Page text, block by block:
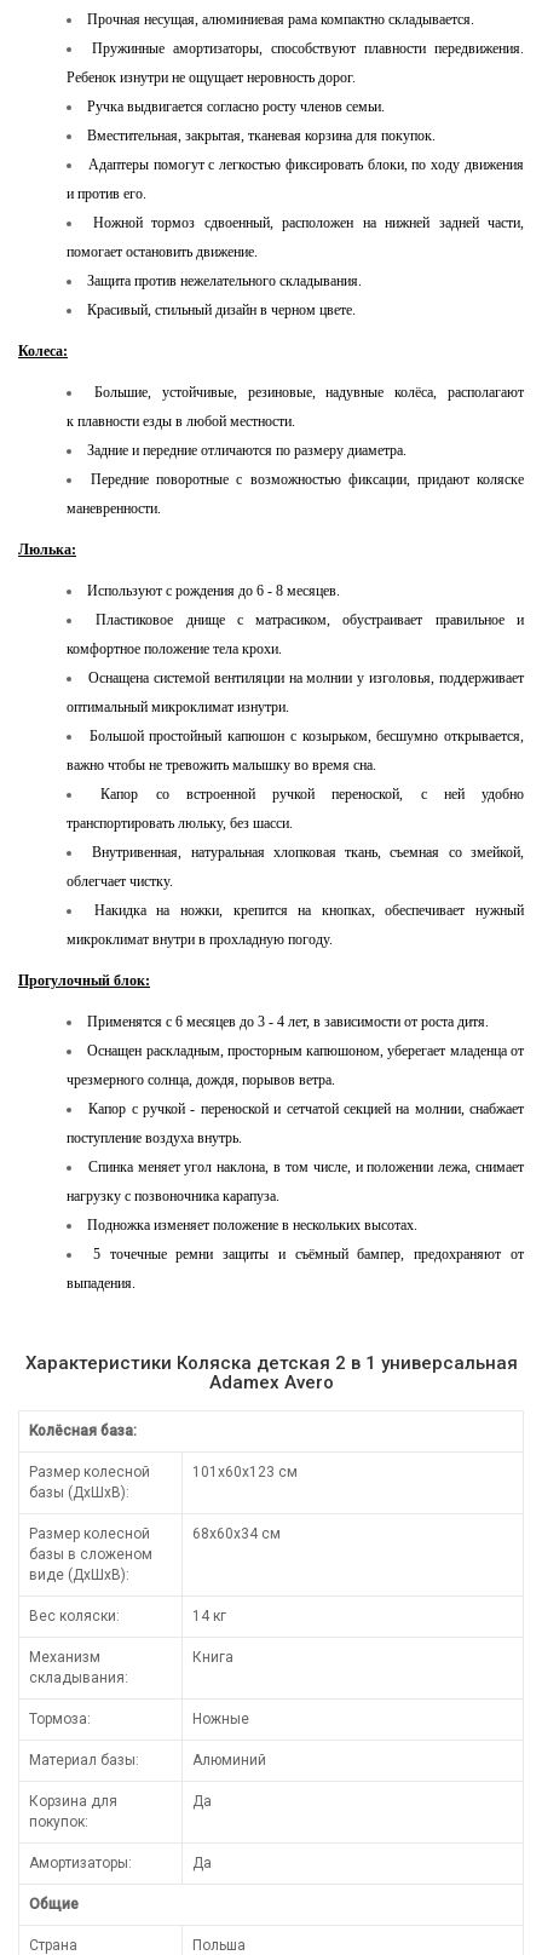
Прочная несущая, алюминиевая рама компактно складывается.
Пружинные амортизаторы, способствуют плавности передвижения.
Ребенок изнутри не ощущает неровность дорог.
Ручка выдвигается согласно росту членов семьи.
Вместительная, закрытая, тканевая корзина для покупок.
Адаптеры помогут с легкостью фиксировать блоки, по ходу движения
и против его.
Ножной тормоз сдвоенный, расположен на нижней задней части,
помогает остановить движение.
Защита против нежелательного складывания.
Красивый, стильный дизайн в черном цвете.
Колеса:
Большие, устойчивые, резиновые, надувные колёса, располагают
к плавности езды в любой местности.
Задние и передние отличаются по размеру диаметра.
Передние поворотные с возможностью фиксации, придают коляске
маневренности.
Люлька:
Используют с рождения до 6 - 8 месяцев.
Пластиковое днище с матрасиком, обустраивает правильное и
комфортное положение тела крохи.
Оснащена системой вентиляции на молнии у изголовья, поддерживает
оптимальный микроклимат изнутри.
Большой простойный капюшон с козырьком, бесшумно открывается,
важно чтобы не тревожить малышку во время сна.
Капор со встроенной ручкой переноской, с ней удобно
транспортировать люльку, без шасси.
Внутривенная, натуральная хлопковая ткань, съемная со змейкой,
облегчает чистку.
Накидка на ножки, крепится на кнопках, обеспечивает нужный
микроклимат внутри в прохладную погоду.
Прогулочный блок:
Применятся с 6 месяцев до 3 - 4 лет, в зависимости от роста дитя.
Оснащен раскладным, просторным капюшоном, уберегает младенца от
чрезмерного солнца, дождя, порывов ветра.
Капор с ручкой - переноской и сетчатой секцией на молнии, снабжает
поступление воздуха внутрь.
Спинка меняет угол наклона, в том числе, и положении лежа, снимает
нагрузку с позвоночника карапуза.
Подножка изменяет положение в нескольких высотах.
5 точечные ремни защиты и съёмный бампер, предохраняют от
выпадения.
Характеристики Коляска детская 2 в 1 универсальная
Adamex Avero
Колёсная база:
Размер колесной
базы (ДхШхВ):
101х60х123 см
Размер колесной
базы в сложеном
виде (ДхШхВ):
68х60х34 см
Вес коляски: 14 кг
Механизм
складывания:
Книга
Тормоза: Ножные
Материал базы: Алюминий
Корзина для
покупок:
Да
Амортизаторы: Да
Общие
Страна
Польша